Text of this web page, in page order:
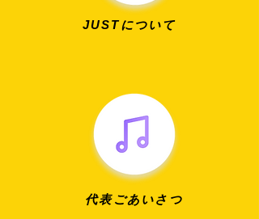
​JUSTについて
​代表ごあいさつ